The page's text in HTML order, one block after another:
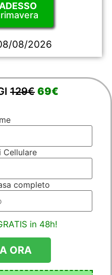
08/2026
129€ 69€
Cellulare
completo
in 48h!